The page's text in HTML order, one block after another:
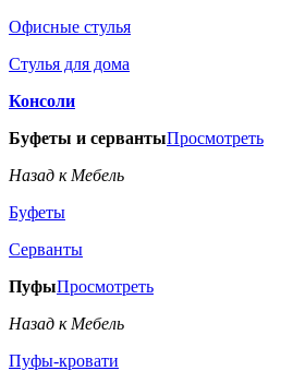
Офисные стулья
Стулья для дома
Консоли
Буфеты и сервантыПросмотреть
Назад к Мебель
Буфеты
Серванты
ПуфыПросмотреть
Назад к Мебель
Пуфы-кровати